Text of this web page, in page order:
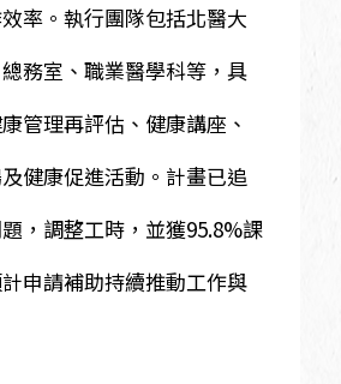
率。執行團隊包括北醫大
務室、職業醫學科等，具
管理再評估、健康講座、
健康促進活動。計畫已追
，調整工時，並獲95.8%課
申請補助持續推動工作與